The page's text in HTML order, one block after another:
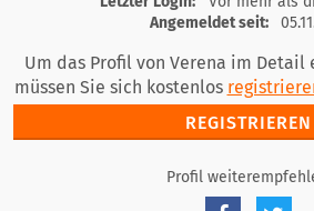
einloggen
Angemeldet seit:
Um das Profil von Verena im Detail
müssen Sie sich kostenlos
REGISTRIEREN
Profil